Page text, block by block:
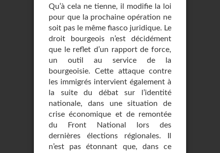
Qu’à cela ne tienne, il modifie la loi
pour que la prochaine opération ne
soit pas le même fiasco juridique. Le
droit bourgeois n’est décidément
que le reflet d’un rapport de force,
un outil au service de la
bourgeoisie. Cette attaque contre
les immigrés intervient également à
la suite du débat sur l’identité
nationale, dans une situation de
crise économique et de remontée
du Front National lors des
dernières élections régionales. Il
n’est pas étonnant que, dans ce